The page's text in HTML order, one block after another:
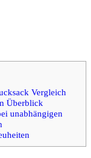
Vergleich
Überblick
unabhängigen